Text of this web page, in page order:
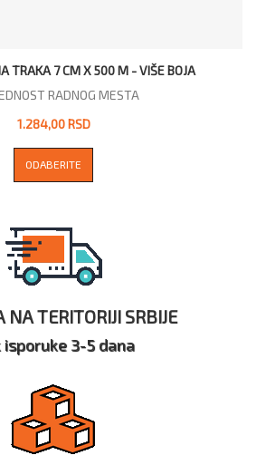
TRAKA 7 CM X 500 M - VIŠE BOJA
RADNOG MESTA
1.284,00 RSD
ODABERITE
NA TERITORIJI SRBIJE
isporuke 3-5 dana